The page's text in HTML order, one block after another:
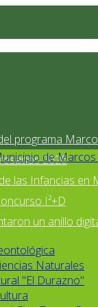
programa
2026
las Infancias en
I²+D
un anillo
Naturales
"El Durazno"